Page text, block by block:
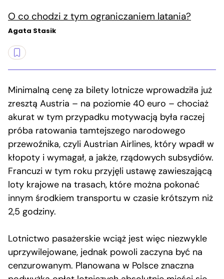
O co chodzi z tym ograniczaniem latania?
Agata Stasik
Minimalną cenę za bilety lotnicze wprowadziła już
zresztą Austria – na poziomie 40 euro – chociaż
akurat w tym przypadku motywacją była raczej
próba ratowania tamtejszego narodowego
przewoźnika, czyli Austrian Airlines, który wpadł w
kłopoty i wymagał, a jakże, rządowych subsydiów.
Francuzi w tym roku przyjęli ustawę zawieszającą
loty krajowe na trasach, które można pokonać
innym środkiem transportu w czasie krótszym niż
2,5 godziny.
Lotnictwo pasażerskie wciąż jest więc niezwykle
uprzywilejowane, jednak powoli zaczyna być na
cenzurowanym. Planowana w Polsce znaczna